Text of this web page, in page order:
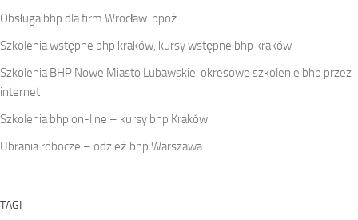
Obsługa bhp dla firm Wrocław: ppoż
Szkolenia wstępne bhp kraków, kursy wstępne bhp kraków
Szkolenia BHP Nowe Miasto Lubawskie, okresowe szkolenie bhp przez
internet
Szkolenia bhp on-line – kursy bhp Kraków
Ubrania robocze – odzież bhp Warszawa
TAGI